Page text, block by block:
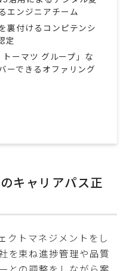
エンジニアチーム
裏付けるコンピテンシ
定
ーマツ グループ」な
ーできるオファリング
キャリアパス正
クトマネジメントをし
を束ね進捗管理や品質
との調整をしながら案